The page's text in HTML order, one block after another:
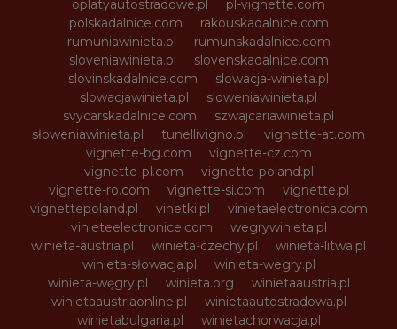
oplatyautostradowe.pl
pl-vignette.com
polskadalnice.com
rakouskadalnice.com
rumuniawinieta.pl
rumunskadalnice.com
sloveniawinieta.pl
slovenskadalnice.com
slovinskadalnice.com
slowacja-winieta.pl
slowacjawinieta.pl
sloweniawinieta.pl
svycarskadalnice.com
szwajcariawinieta.pl
słoweniawinieta.pl
tunellivigno.pl
vignette-at.com
vignette-bg.com
vignette-cz.com
vignette-pl.com
vignette-poland.pl
vignette-ro.com
vignette-si.com
vignette.pl
vignettepoland.pl
vinetki.pl
vinietaelectronica.com
vinieteelectronice.com
wegrywinieta.pl
winieta-austria.pl
winieta-czechy.pl
winieta-litwa.pl
winieta-słowacja.pl
winieta-wegry.pl
winieta-węgry.pl
winieta.org
winietaaustria.pl
winietaaustriaonline.pl
winietaautostradowa.pl
winietabulgaria.pl
winietachorwacja.pl